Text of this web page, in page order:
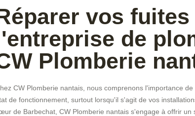
vos fuites
de
Plomberie
CW Plomberie nantais, nous comprenons l'importance
de fonctionnement, surtout lorsqu'il s'agit de vos
de Barbechat, CW Plomberie nantais s'engage à offrir un